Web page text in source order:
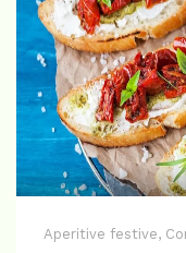
Aperitive festive,